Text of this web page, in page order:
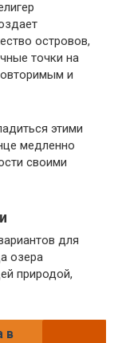
островов,
точки на
и
этими
медленно
своими
для
озера
природой,
в